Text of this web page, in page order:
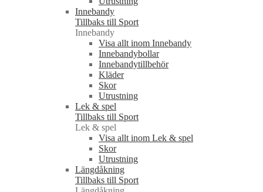
Innebandy
Tillbaks till Sport
Innebandy
Visa allt inom Innebandy
Innebandybollar
Innebandytillbehör
Kläder
Skor
Utrustning
Lek & spel
Tillbaks till Sport
Lek & spel
Visa allt inom Lek & spel
Skor
Utrustning
Längdåkning
Tillbaks till Sport